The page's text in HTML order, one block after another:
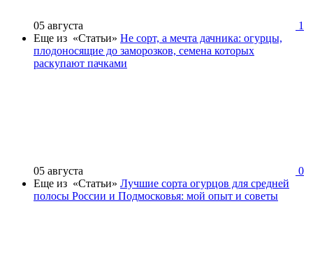
05 августа
1
Еще из «Статьи» Не сорт, а мечта дачника: огурцы,
плодоносящие до заморозков, семена которых
раскупают пачками
05 августа
0
Еще из «Статьи» Лучшие сорта огурцов для средней
полосы России и Подмосковья: мой опыт и советы